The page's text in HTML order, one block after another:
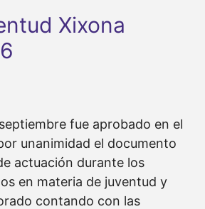
Xixona
fue aprobado en el
unanimidad el documento
actuación durante los
en materia de juventud y
contando con las